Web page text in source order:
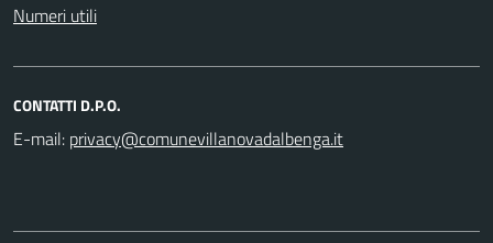
Numeri utili
CONTATTI D.P.O.
E-mail: